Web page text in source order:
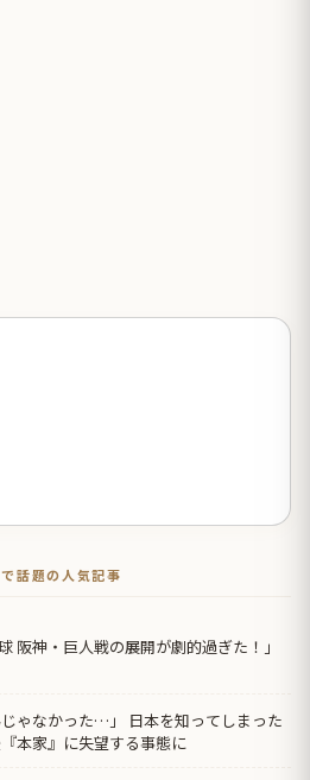
話題の人気記事
阪神・巨人戦の展開が劇的過ぎた！」
ゃなかった…」 日本を知ってしまった
本家』に失望する事態に